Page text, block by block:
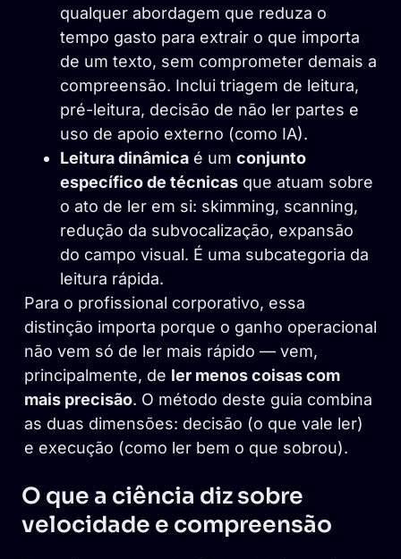
qualquer abordagem que reduza o
tempo gasto para extrair o que importa
de um texto, sem comprometer demais a
compreensão. Inclui triagem de leitura,
pré-leitura, decisão de não ler partes e
uso de apoio externo (como IA).
Leitura dinâmica é um conjunto
específico de técnicas que atuam sobre
o ato de ler em si: skimming, scanning,
redução da subvocalização, expansão
do campo visual. É uma subcategoria da
leitura rápida.
Para o profissional corporativo, essa
distinção importa porque o ganho operacional
não vem só de ler mais rápido — vem,
principalmente, de ler menos coisas com
mais precisão. O método deste guia combina
as duas dimensões: decisão (o que vale ler)
e execução (como ler bem o que sobrou).
O que a ciência diz sobre
velocidade e compreensão